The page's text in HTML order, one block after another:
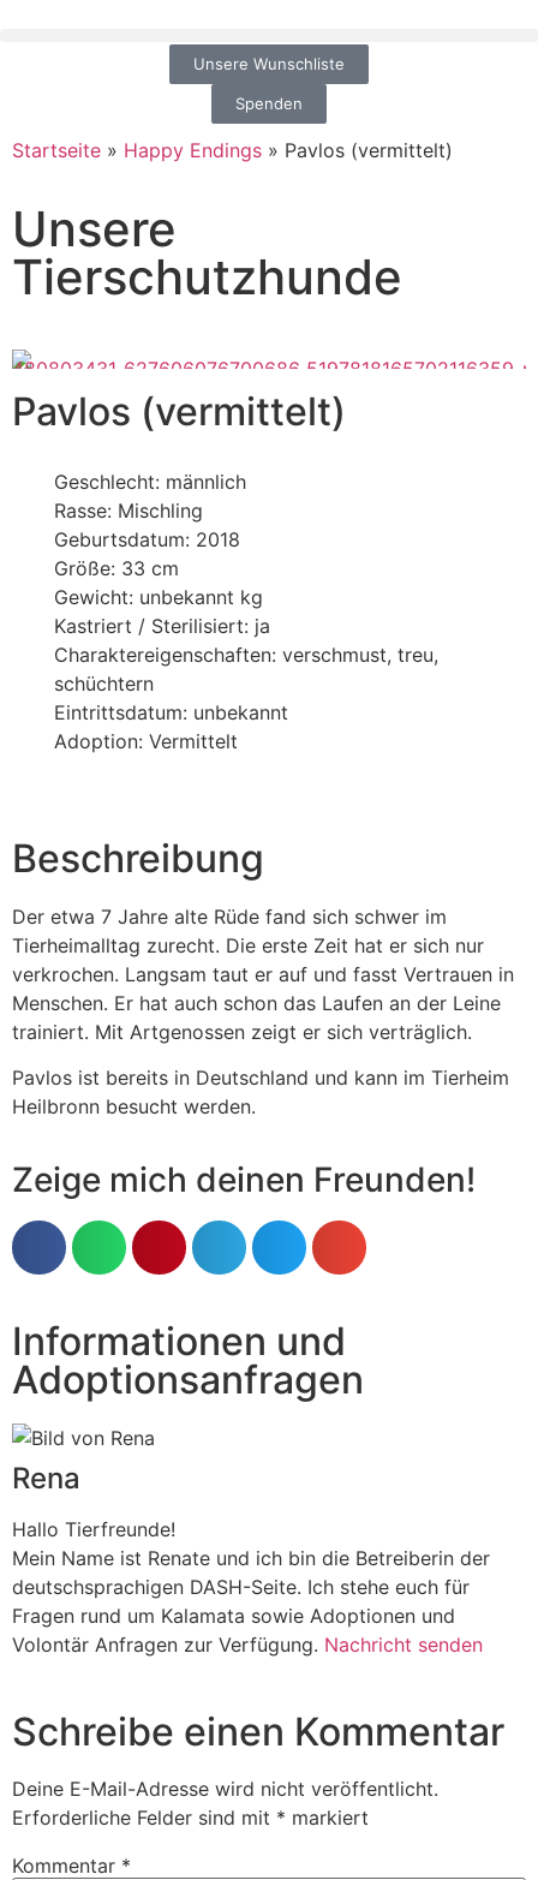
Unsere Wunschliste
Spenden
Startseite » Happy Endings » Pavlos (vermittelt)
Unsere
Tierschutzhunde
Pavlos (vermittelt)
Geschlecht: männlich
Rasse: Mischling
Geburtsdatum: 2018
Größe: 33 cm
Gewicht: unbekannt kg
Kastriert / Sterilisiert: ja
Charaktereigenschaften: verschmust, treu,
schüchtern
Eintrittsdatum: unbekannt
Adoption: Vermittelt
Beschreibung
Der etwa 7 Jahre alte Rüde fand sich schwer im
Tierheimalltag zurecht. Die erste Zeit hat er sich nur
verkrochen. Langsam taut er auf und fasst Vertrauen in
Menschen. Er hat auch schon das Laufen an der Leine
trainiert. Mit Artgenossen zeigt er sich verträglich.
Pavlos ist bereits in Deutschland und kann im Tierheim
Heilbronn besucht werden.
Zeige mich deinen Freunden!
Informationen und
Adoptionsanfragen
Rena
Hallo Tierfreunde!
Mein Name ist Renate und ich bin die Betreiberin der
deutschsprachigen DASH-Seite. Ich stehe euch für
Fragen rund um Kalamata sowie Adoptionen und
Volontär Anfragen zur Verfügung. Nachricht senden
Schreibe einen Kommentar
Deine E-Mail-Adresse wird nicht veröffentlicht.
Erforderliche Felder sind mit * markiert
Kommentar *